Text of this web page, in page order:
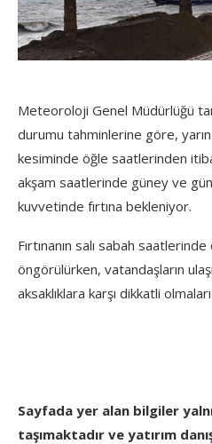
Meteoroloji Genel Müdürlüğü
durumu tahminlerine göre,
kesiminde öğle saatlerinden
akşam saatlerinde güney ve
kuvvetinde fırtına bekleniyor.
Fırtınanın salı sabah
öngörülürken, vatandaşların
aksaklıklara karşı dikkatli
Sayfada yer alan bilgiler
taşımaktadır ve yatırım